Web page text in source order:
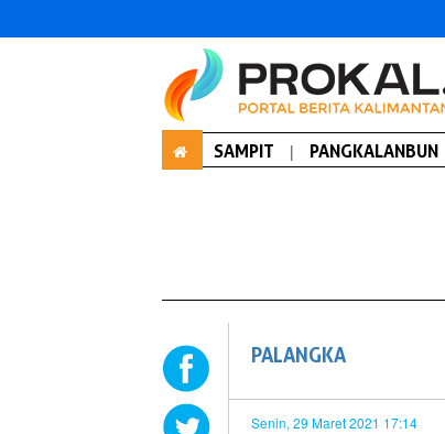
SAMPIT | PANGKALANBUN
PALANGKA
Senin, 29 Maret 2021 17:14